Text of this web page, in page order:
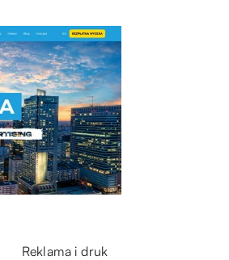
Reklama i druk